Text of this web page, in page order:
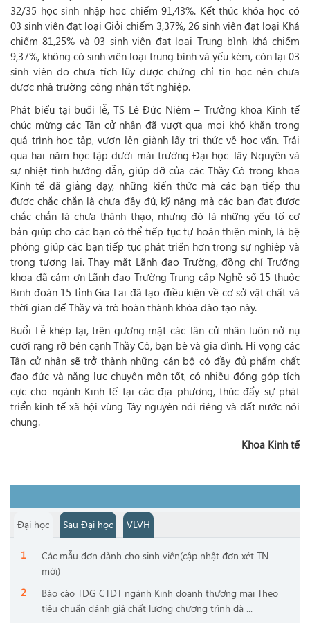
32/35 học sinh nhập học chiếm 91,43%. Kết thúc khóa học có
03 sinh viên đạt loại Giỏi chiếm 3,37%, 26 sinh viên đạt loại Khá
chiếm 81,25% và 03 sinh viên đạt loại Trung bình khá chiếm
9,37%, không có sinh viên loại trung bình và yếu kém, còn lại 03
sinh viên do chưa tích lũy được chứng chỉ tin học nên chưa
được nhà trường công nhận tốt nghiệp.
Phát biểu tại buổi lễ, TS Lê Đức Niêm – Trưởng khoa Kinh tế
chúc mừng các Tân cử nhân đã vượt qua mọi khó khăn trong
quá trình học tập, vươn lên giành lấy tri thức về học vấn. Trải
qua hai năm học tập dưới mái trường Đại học Tây Nguyên và
sự nhiệt tình hướng dẫn, giúp đỡ của các Thầy Cô trong khoa
Kinh tế đã giảng dạy, những kiến thức mà các bạn tiếp thu
được chắc chắn là chưa đầy đủ, kỹ năng mà các bạn đạt được
chắc chắn là chưa thành thạo, nhưng đó là những yếu tố cơ
bản giúp cho các bạn có thể tiếp tục tự hoàn thiện mình, là bệ
phóng giúp các bạn tiếp tục phát triển hơn trong sự nghiệp và
trong tương lai. Thay mặt Lãnh đạo Trường, đồng chí Trưởng
khoa đã cảm ơn Lãnh đạo Trường Trung cấp Nghề số 15 thuộc
Binh đoàn 15 tỉnh Gia Lai đã tạo điều kiện về cơ sở vật chất và
thời gian để Thầy và trò hoàn thành khóa đào tạo này.
Buổi Lễ khép lại, trên gương mặt các Tân cử nhân luôn nở nụ
cười rạng rỡ bên cạnh Thầy Cô, bạn bè và gia đình. Hi vọng các
Tân cử nhân sẽ trở thành những cán bộ có đầy đủ phẩm chất
đạo đức và năng lực chuyên môn tốt, có nhiều đóng góp tích
cực cho ngành Kinh tế tại các địa phương, thúc đẩy sự phát
triển kinh tế xã hội vùng Tây nguyên nói riêng và đất nước nói
chung.
Khoa Kinh tế
Đại học Sau Đại học VLVH
Các mẫu đơn dành cho sinh viên(cập nhật đơn xét TN
mới)
Báo cáo TĐG CTĐT ngành Kinh doanh thương mại Theo
tiêu chuẩn đánh giá chất lượng chương trình đà ...